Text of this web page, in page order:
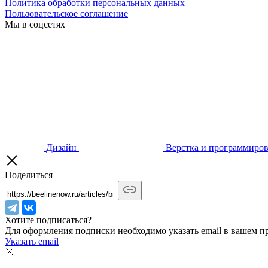
Политика обработки персональных данных
Пользовательское соглашение
Мы в соцсетях
Дизайн Верстка и
Поделиться
Хотите подписаться?
Для оформления подписки необходимо указать email в вашем
Указать email